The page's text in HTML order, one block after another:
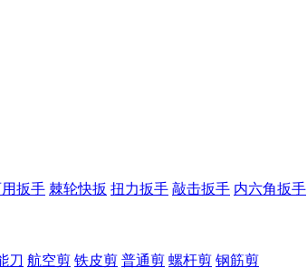
扳手 棘轮快扳 扭力扳手 敲击扳手 内六角扳手
刀 航空剪 铁皮剪 普通剪 螺杆剪 钢筋剪